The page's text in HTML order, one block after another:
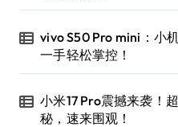
vivo S50 Pro mini：小
一手轻松掌控！
小米17 Pro震撼来袭！
秘，速来围观！